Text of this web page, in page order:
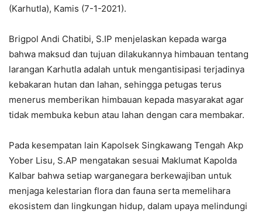
(Karhutla), Kamis (7-1-2021).
Brigpol Andi Chatibi, S.IP menjelaskan kepada warga
bahwa maksud dan tujuan dilakukannya himbauan tentang
larangan Karhutla adalah untuk mengantisipasi terjadinya
kebakaran hutan dan lahan, sehingga petugas terus
menerus memberikan himbauan kepada masyarakat agar
tidak membuka kebun atau lahan dengan cara membakar.
Pada kesempatan lain Kapolsek Singkawang Tengah Akp
Yober Lisu, S.AP mengatakan sesuai Maklumat Kapolda
Kalbar bahwa setiap warganegara berkewajiban untuk
menjaga kelestarian flora dan fauna serta memelihara
ekosistem dan lingkungan hidup, dalam upaya melindungi